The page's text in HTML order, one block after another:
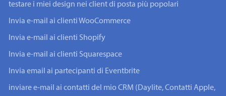
testare i miei design nei client di posta più popolari
Invia e-mail ai clienti WooCommerce
Invia e-mail ai clienti Shopify
Invia e-mail ai clienti Squarespace
Invia email ai partecipanti di Eventbrite
inviare e-mail ai contatti del mio CRM (Daylite, Contatti Apple,